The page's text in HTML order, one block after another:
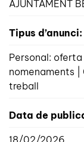
AJUNTAMENT
Tipus d’anunci:
Personal:
nomenaments |
treball
Data de
18/02/2026